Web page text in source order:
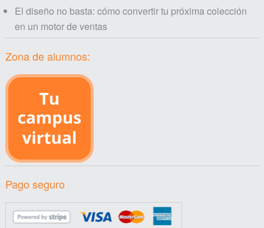
El diseño no basta: cómo convertir tu próxima colección
en un motor de ventas
Zona de alumnos:
Pago seguro